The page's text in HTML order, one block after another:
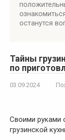
останутся
Тайны
по
03.09.2024
Своими руками
грузинской